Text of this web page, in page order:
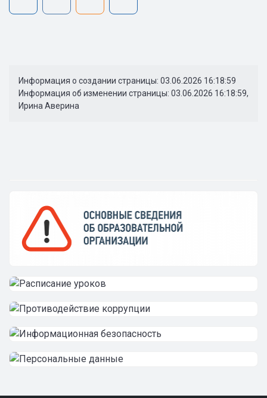
Информация о создании страницы: 03.06.2026 16:18:59
Информация об изменении страницы: 03.06.2026 16:18:59,
Ирина Аверина